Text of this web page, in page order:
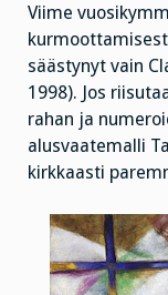
Viime
säästynyt vain
1998). Jos
rahan ja
alusvaatemalli
kirkkaasti